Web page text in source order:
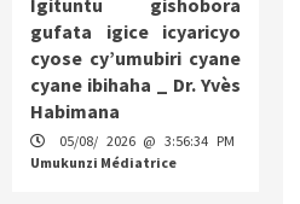
Igituntu gishobora
gufata igice icyaricyo
cyose cy’umubiri cyane
cyane ibihaha _ Dr. Yvès
Habimana
05/08/ 2026 @ 3:56:34 PM
Umukunzi Médiatrice